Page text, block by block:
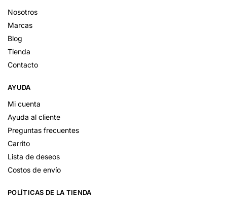
Nosotros
Marcas
Blog
Tienda
Contacto
AYUDA
Mi cuenta
Ayuda al cliente
Preguntas frecuentes
Carrito
Lista de deseos
Costos de envío
POLÍTICAS DE LA TIENDA